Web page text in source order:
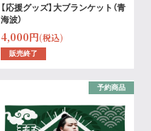
【応援グッズ】大ブランケット（青
海波）
4,000円(税込)
販売終了
予約商品